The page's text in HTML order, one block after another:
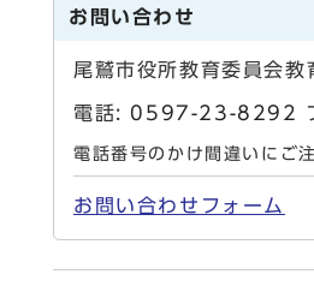
お問い合わせ
尾鷲市役所教育委員会教
電話: 0597-23-8292
電話番号のかけ間違いにご
お問い合わせフォーム